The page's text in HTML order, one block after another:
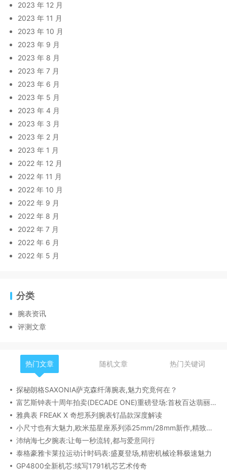
2023 年 12 月
2023 年 11 月
2023 年 10 月
2023 年 9 月
2023 年 8 月
2023 年 7 月
2023 年 6 月
2023 年 5 月
2023 年 4 月
2023 年 3 月
2023 年 2 月
2023 年 1 月
2022 年 12 月
2022 年 11 月
2022 年 10 月
2022 年 9 月
2022 年 8 月
2022 年 7 月
2022 年 6 月
2022 年 5 月
分类
腕表资讯
评测文章
热门文章 随机文章 热门关键词
探秘朗格SAXONIA萨克森纤薄腕表,魅力究竟何在？
富艺斯钟表十周年拍卖(DECADE ONE)重磅登场:首枚百达翡丽1518精钢腕表领衔呈献
雅典表 FREAK X 奇想系列腕表钌晶款深度解读​
小尺寸也有大魅力,欧米茄星座系列添25mm/28mm新作,精致感拉满
沛纳海七夕腕表:让每一秒流转,都与爱意同行
泰格豪雅卡莱拉运动计时码表:盛夏登场,精密机械诠释极速魅力
GP4800全新机芯:续写1791机芯艺术传奇